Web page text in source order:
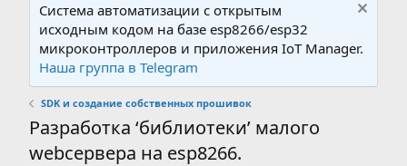
Система автоматизации с открытым
исходным кодом на базе esp8266/esp32
микроконтроллеров и приложения IoT Manager.
Наша группа в Telegram
SDK и создание собственных прошивок
Разработка ‘библиотеки’ малого
webсервера на esp8266.